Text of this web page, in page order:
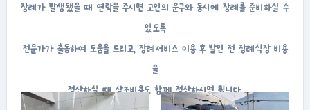
장례가 발생됐을 때 연락을 주시면 고인의 운구와 동시에 장례를 준비하실 수
있도록
전문가가 출동하여 도움을 드리고, 장례서비스 이용 후 발인 전 장례식장 비용
을
정산하실 때 상조비용도 함께 정산하시면 됩니다.